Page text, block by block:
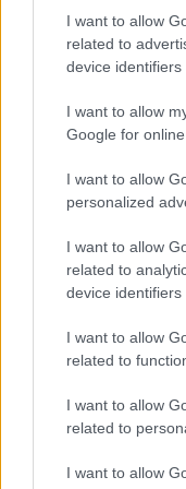
I want to allow
related to
device identifiers
I want to allow
Google for
I want to allow
personalized
I want to allow
related to
device identifiers
I want to allow
related to
I want to allow
related to
I want to allow
συγκέντρωση
λεπτομέρειες
εργαλεία που
Ενώπιον των
Υπηρεσία
ότι η ασφάλεια
αυξηθεί πριν
«Το επίπεδο
παρασχεθεί
εκστρατεία
εξελίσσονται
αποστολή μας